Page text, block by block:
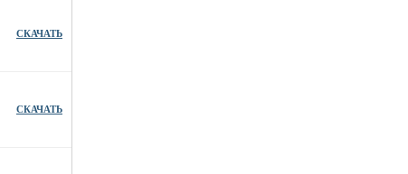
СКАЧАТЬ
СКАЧАТЬ